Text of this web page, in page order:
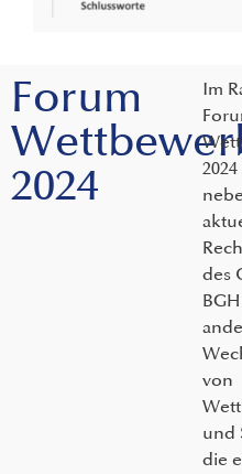
Forum
2024
Im
des
von
und
die